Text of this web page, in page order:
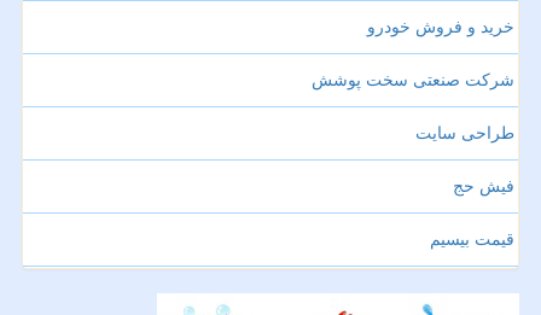
خرید و فروش خودرو
شرکت صنعتی سخت پوشش
طراحی سایت
فیش حج
قیمت بیسیم